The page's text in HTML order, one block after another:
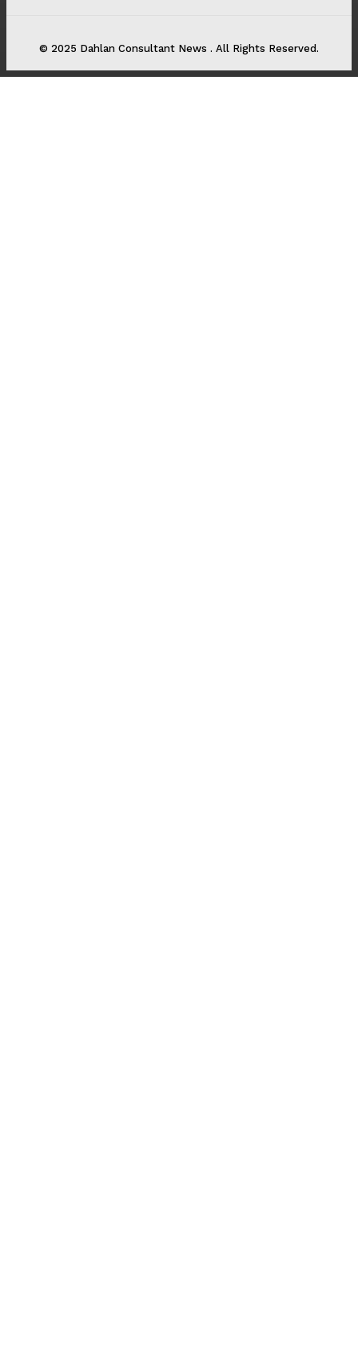
© 2025 Dahlan Consultant News . All Rights Reserved.